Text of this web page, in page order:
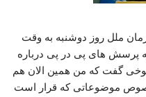
ملل روز دوشنبه به وقت
پرسش های پی در پی درباره
گفت که من همین الان هم
موضوعاتی که قرار است